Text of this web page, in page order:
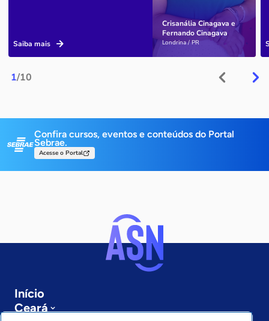
1/10
Crisanália Cinagava e
Fernando Cinagava
Londrina / PR
Saiba mais
Confira cursos, eventos e conteúdos do Portal
Sebrae.
Acesse o Portal
Início
Ceará